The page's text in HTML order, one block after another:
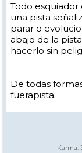
Todo
una pista
parar o
abajo de la
hacerlo sin
De todas
fuerapista.
Karma: